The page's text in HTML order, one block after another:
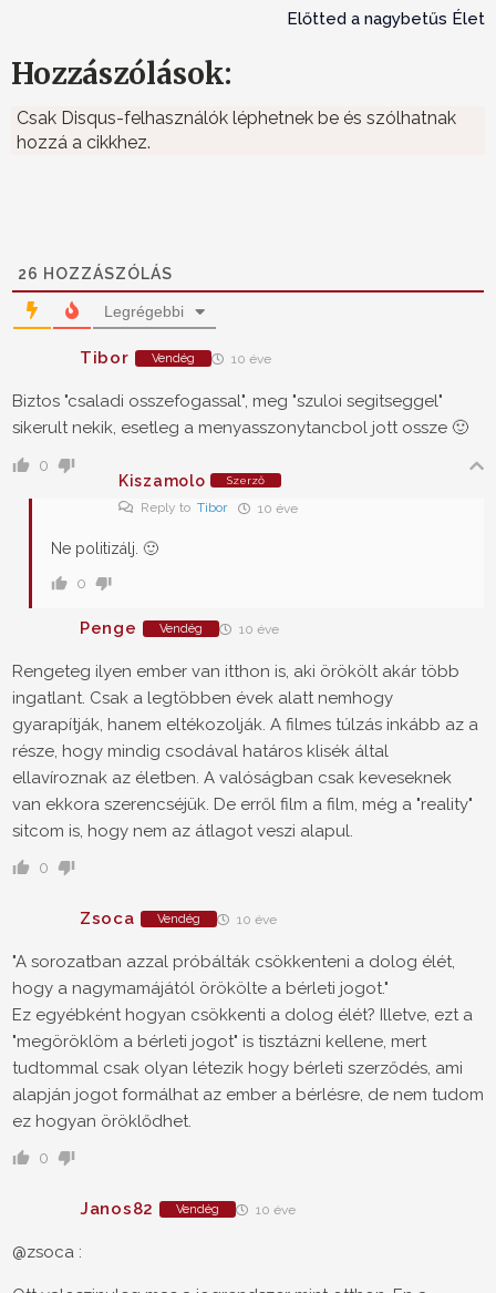
Előtted a nagybetűs Élet
Hozzászólások:
Csak Disqus-felhasználók léphetnek be és szólhatnak
hozzá a cikkhez.
26 HOZZÁSZÓLÁS
Legrégebbi
Tibor Vendég 10 éve
Biztos "csaladi osszefogassal", meg "szuloi segitseggel"
sikerult nekik, esetleg a menyasszonytancbol jott ossze 🙂
0
Kiszamolo
Szerző
Reply to Tibor 10 éve
Ne politizálj. 🙂
0
Penge Vendég 10 éve
Rengeteg ilyen ember van itthon is, aki örökölt akár több
ingatlant. Csak a legtöbben évek alatt nemhogy
gyarapítják, hanem eltékozolják. A filmes túlzás inkább az a
része, hogy mindig csodával határos klisék által
ellavíroznak az életben. A valóságban csak keveseknek
van ekkora szerencséjük. De erről film a film, még a "reality"
sitcom is, hogy nem az átlagot veszi alapul.
0
Zsoca Vendég 10 éve
"A sorozatban azzal próbálták csökkenteni a dolog élét,
hogy a nagymamájától örökölte a bérleti jogot."
Ez egyébként hogyan csökkenti a dolog élét? Illetve, ezt a
"megöröklöm a bérleti jogot" is tisztázni kellene, mert
tudtommal csak olyan létezik hogy bérleti szerződés, ami
alapján jogot formálhat az ember a bérlésre, de nem tudom
ez hogyan öröklődhet.
0
Janos82 Vendég 10 éve
@zsoca :